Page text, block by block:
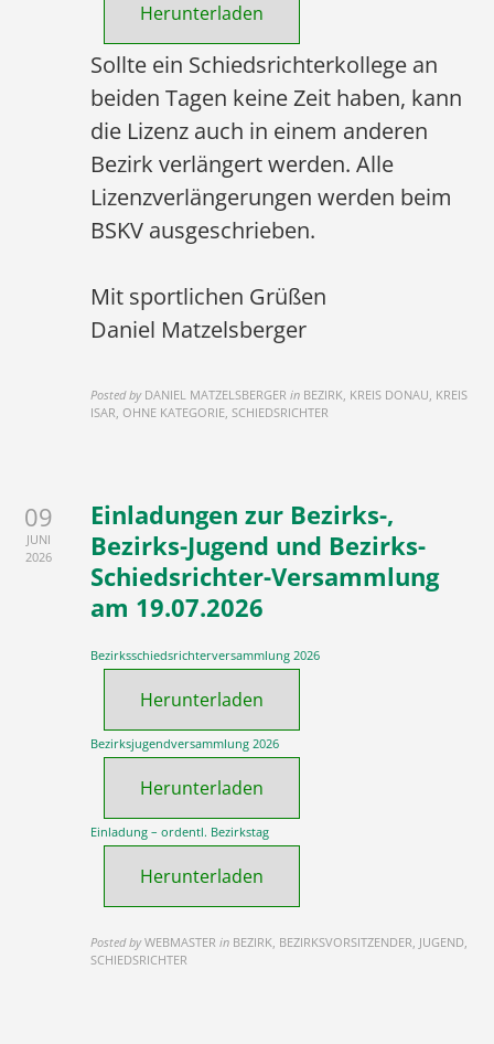
Herunterladen
Sollte ein Schiedsrichterkollege an
beiden Tagen keine Zeit haben, kann
die Lizenz auch in einem anderen
Bezirk verlängert werden. Alle
Lizenzverlängerungen werden beim
BSKV ausgeschrieben.
Mit sportlichen Grüßen
Daniel Matzelsberger
Posted by DANIEL MATZELSBERGER in BEZIRK, KREIS DONAU, KREIS
ISAR, OHNE KATEGORIE, SCHIEDSRICHTER
09
JUNI
2026
Einladungen zur Bezirks-,
Bezirks-Jugend und Bezirks-
Schiedsrichter-Versammlung
am 19.07.2026
Bezirksschiedsrichterversammlung 2026
Herunterladen
Bezirksjugendversammlung 2026
Herunterladen
Einladung – ordentl. Bezirkstag
Herunterladen
Posted by WEBMASTER in BEZIRK, BEZIRKSVORSITZENDER, JUGEND,
SCHIEDSRICHTER